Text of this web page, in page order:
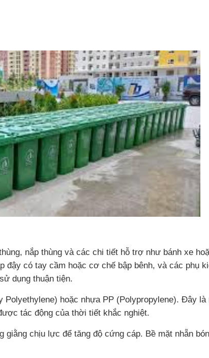
nắp thùng và các chi tiết hỗ trợ như bánh xe
đậy có tay cầm hoặc cơ chế bập bênh, và các phụ
dụng thuận tiện.
hoặc nhựa PP (Polypropylene). Đây là
tác động của thời tiết khắc nghiệt.
chịu lực để tăng độ cứng cáp. Bề mặt nhẵn